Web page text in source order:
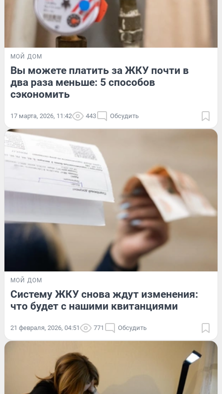
МОЙ ДОМ
Вы можете платить за ЖКУ почти в
два раза меньше: 5 способов
сэкономить
17 марта, 2026, 11:42 443 Обсудить
МОЙ ДОМ
Систему ЖКУ снова ждут изменения:
что будет с нашими квитанциями
21 февраля, 2026, 04:51 771 Обсудить